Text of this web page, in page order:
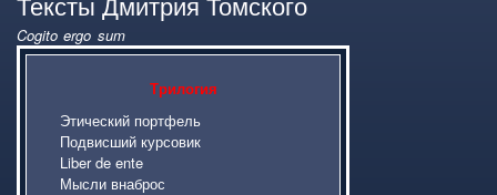
Cogito ergo sum
Трилогия
Этический портфель
Подвисший курсовик
Liber de ente
Мысли внаброс